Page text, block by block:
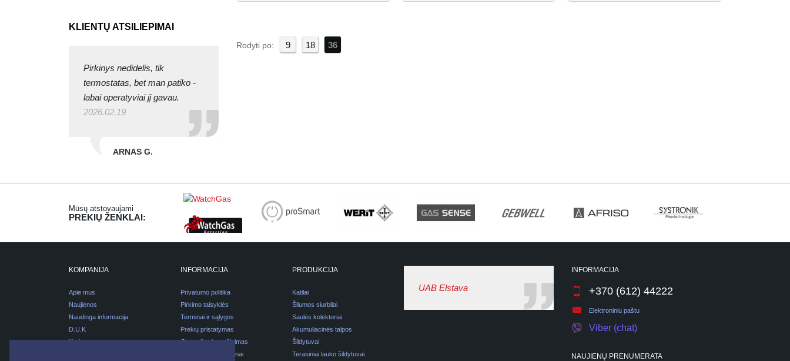
KLIENTŲ ATSILIEPIMAI
Pirkinys nedidelis, tik
termostatas, bet man patiko -
labai operatyviai jį gavau.
2026.02.19
ARNAS G.
Rodyti po: 9 18 36
Mūsų atstovaujami
PREKIŲ ŽENKLAI:
KOMPANIJA
Apie mus
Naujienos
Naudinga informacija
D.U.K
Karjera
INFORMACIJA
Privatumo politika
Pirkimo taisyklės
Terminai ir sąlygos
Prekių pristatymas
Garantijos ir grąžinimas
Pirkimas išsimokėtinai
PRODUKCIJA
Katilai
Šilumos siurbliai
Saulės kolektoriai
Akumuliacinės talpos
Šildytuvai
Terasiniai lauko šildytuvai
UAB Elstava
INFORMACIJA
+370 (612) 44222
Elektroniniu paštu
Viber (chat)
NAUJIENŲ PRENUMERATA